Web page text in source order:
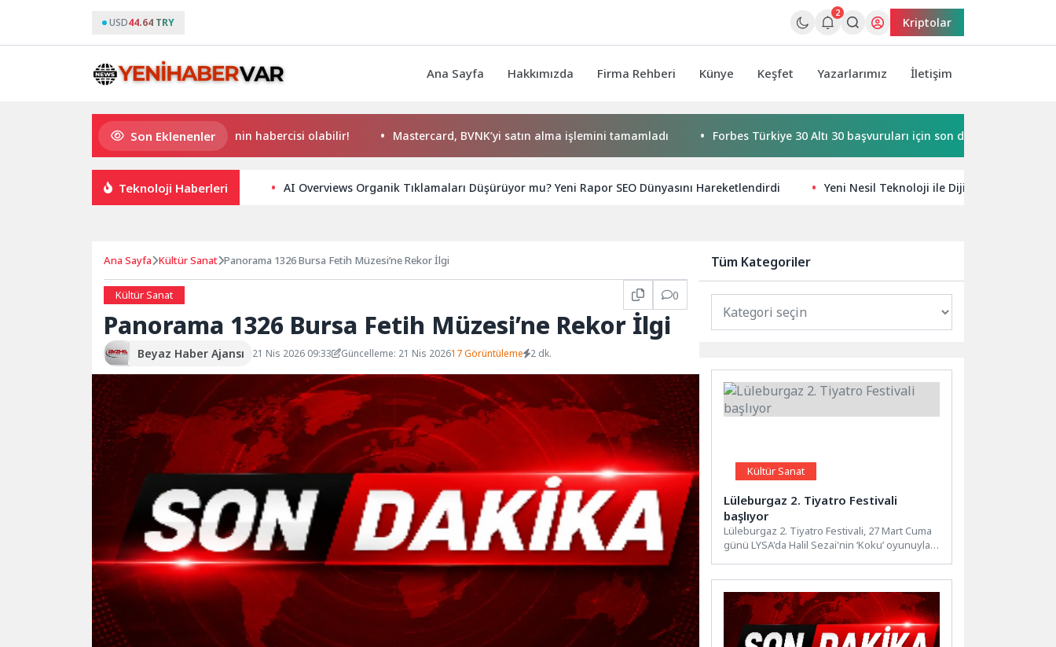
USD44.64 TRY
2
Kriptolar
Ana Sayfa Hakkımızda Firma Rehberi Künye Keşfet Yazarlarımız İletişim
Son Eklenenler
Çocuklarda horlama, geniz etinin habercisi olabilir! Mastercard, BVNK’yi satın alma işlemini tamamladı Forbes Türkiye 30 Altı 30 başvuruları için son dönemece girildi!
Teknoloji Haberleri AI Overviews Organik Tıklamaları Düşürüyor mu? Yeni Rapor SEO Dünyasını Hareketlendirdi Yeni Nesil Teknoloji ile Dijital Dünyada Öne
Ana Sayfa Kültür Sanat Panorama 1326 Bursa Fetih Müzesi’ne Rekor İlgi
Kültür Sanat 0
Panorama 1326 Bursa Fetih Müzesi’ne Rekor İlgi
Beyaz Haber Ajansı 21 Nis 2026 09:33 Güncelleme: 21 Nis 202617 Görüntüleme 2 dk.
Tüm Kategoriler
Kültür Sanat
Lüleburgaz 2. Tiyatro Festivali
başlıyor
Lüleburgaz 2. Tiyatro Festivali, 27 Mart Cuma
günü LYSA'da Halil Sezai'nin ‘Koku’ oyunuyla